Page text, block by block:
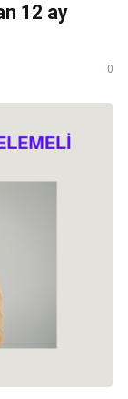
12 ay
0